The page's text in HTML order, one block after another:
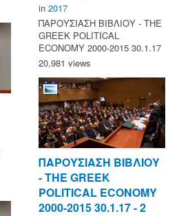
in 2017
ΠΑΡΟΥΣΙΑΣΗ ΒΙΒΛΙΟΥ - ΤΗΕ
GREEK POLITICAL
ECONOMY 2000-2015 30.1.17
20,981 views
ΠΑΡΟΥΣΙΑΣΗ ΒΙΒΛΙΟΥ
- ΤΗΕ GREEK
POLITICAL ECONOMY
2000-2015 30.1.17 - 2